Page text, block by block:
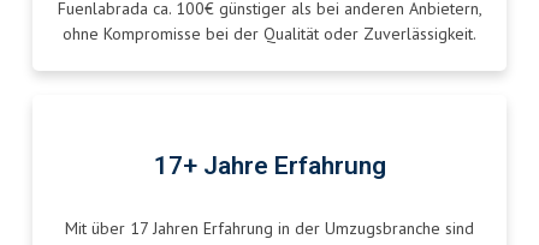
Fuenlabrada ca. 100€ günstiger als bei anderen Anbietern,
ohne Kompromisse bei der Qualität oder Zuverlässigkeit.
17+ Jahre Erfahrung
Mit über 17 Jahren Erfahrung in der Umzugsbranche sind